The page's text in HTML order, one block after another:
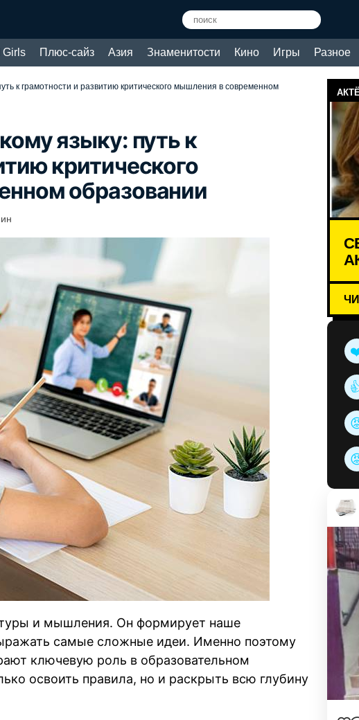
Girls Плюс-сайз Азия Знаменитости Кино Игры Разное
к грамотности и развитию критического мышления в современном
языку: путь к
критического
образовании
и мышления. Он формирует наше
самые сложные идеи. Именно поэтому
ключевую роль в образовательном
освоить правила, но и раскрыть всю глубину